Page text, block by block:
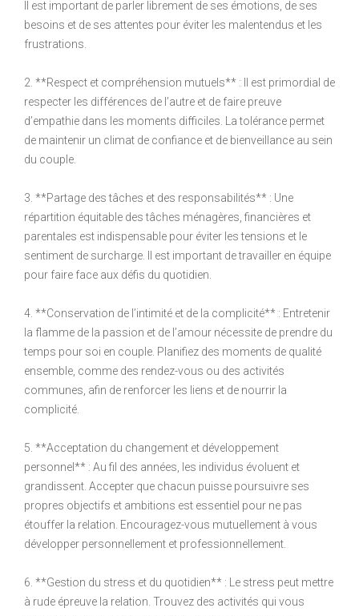
Il est important de parler librement de ses émotions, de ses
besoins et de ses attentes pour éviter les malentendus et les
frustrations.
2. **Respect et compréhension mutuels** : Il est primordial de
respecter les différences de l’autre et de faire preuve
d’empathie dans les moments difficiles. La tolérance permet
de maintenir un climat de confiance et de bienveillance au sein
du couple.
3. **Partage des tâches et des responsabilités** : Une
répartition équitable des tâches ménagères, financières et
parentales est indispensable pour éviter les tensions et le
sentiment de surcharge. Il est important de travailler en équipe
pour faire face aux défis du quotidien.
4. **Conservation de l’intimité et de la complicité** : Entretenir
la flamme de la passion et de l’amour nécessite de prendre du
temps pour soi en couple. Planifiez des moments de qualité
ensemble, comme des rendez-vous ou des activités
communes, afin de renforcer les liens et de nourrir la
complicité.
5. **Acceptation du changement et développement
personnel** : Au fil des années, les individus évoluent et
grandissent. Accepter que chacun puisse poursuivre ses
propres objectifs et ambitions est essentiel pour ne pas
étouffer la relation. Encouragez-vous mutuellement à vous
développer personnellement et professionnellement.
6. **Gestion du stress et du quotidien** : Le stress peut mettre
à rude épreuve la relation. Trouvez des activités qui vous